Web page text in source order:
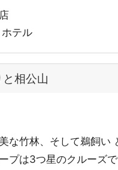
ホテル
相公山
な竹林、そして鵜飼い
プは3つ星のクルーズ